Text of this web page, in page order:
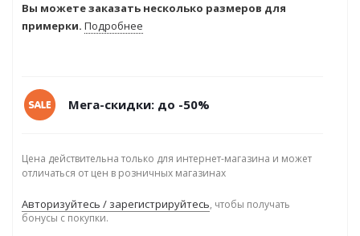
Вы можете заказать несколько размеров для
примерки. Подробнее
Мега-скидки: до -50%
Цена действительна только для интернет-магазина и может
отличаться от цен в розничных магазинах
Авторизуйтесь / зарегистрируйтесь, чтобы получать
бонусы с покупки.